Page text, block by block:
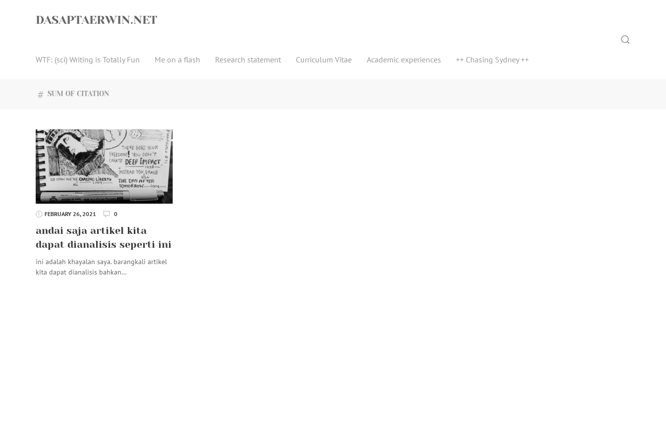
DASAPTAERWIN.NET
WTF: (sci) Writing is Totally Fun Me on a flash Research statement Curriculum Vitae Academic experiences ++ Chasing Sydney ++
Search
SUM OF CITATION
FEBRUARY 26, 2021 0
andai saja artikel kita
dapat dianalisis seperti ini
ini adalah khayalan saya. barangkali artikel
kita dapat dianalisis bahkan…